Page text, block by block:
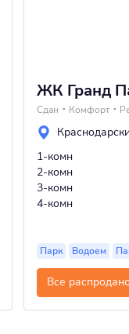
ЖК Гранд
Сдан Комфорт
1-комн
2-комн
3-комн
4-комн
Парк Водоем
Все